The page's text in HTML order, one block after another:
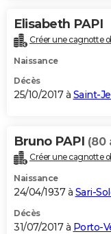
Elisabeth PAPI
Créer une cagnotte
Naissance
Décès
25/10/2017 à Saint-
Bruno PAPI (80
Créer une cagnotte
Naissance
24/04/1937 à Sari-
Décès
31/07/2017 à Porto-